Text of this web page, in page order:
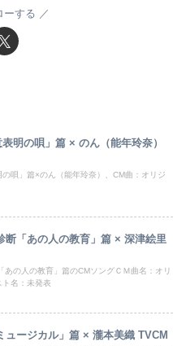
ーする
明の唄」篇 × のん（能年玲奈）
唄」篇×のん（能年玲奈）、CM曲：オリジ
断「あの人の教育」篇 × 深津絵里
あの人の教育」篇のCMソングＣＭ曲名：オリ
ト名：未発表
ュージカル」篇 × 瀧本美織 TVCM